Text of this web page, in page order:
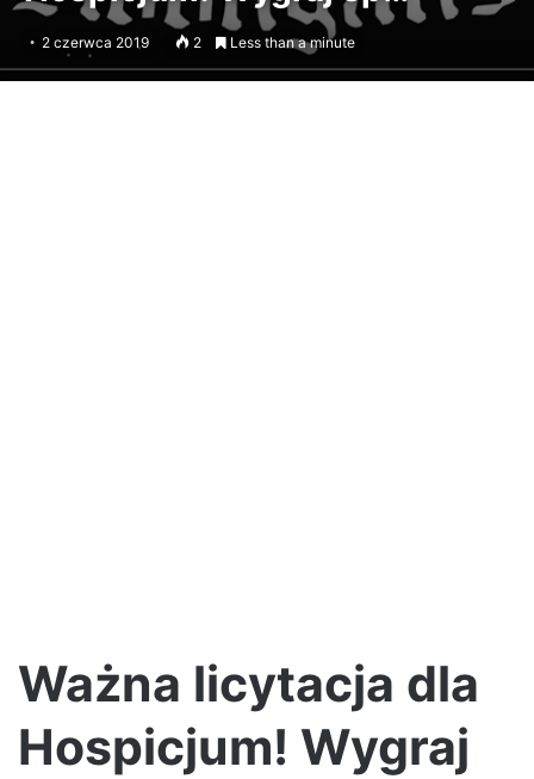
2 czerwca 2019 2 Less than a minute
Ważna licytacja dla
Hospicjum! Wygraj